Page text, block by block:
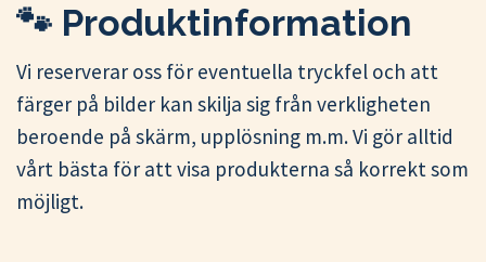
🐾 Produktinformation
Vi reserverar oss för eventuella tryckfel och att
färger på bilder kan skilja sig från verkligheten
beroende på skärm, upplösning m.m. Vi gör alltid
vårt bästa för att visa produkterna så korrekt som
möjligt.